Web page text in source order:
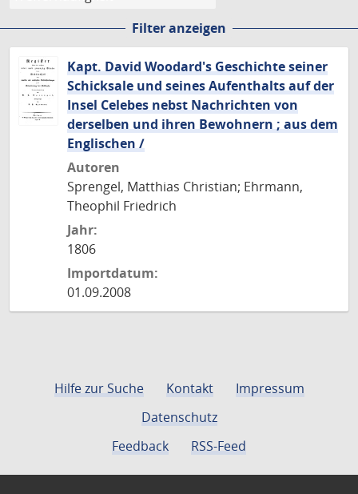
Filter anzeigen
Kapt. David Woodard's Geschichte seiner
Schicksale und seines Aufenthalts auf der
Insel Celebes nebst Nachrichten von
derselben und ihren Bewohnern ; aus dem
Englischen /
Autoren
Sprengel, Matthias Christian; Ehrmann,
Theophil Friedrich
Jahr:
1806
Importdatum:
01.09.2008
Hilfe zur Suche Kontakt
Impressum
Datenschutz
Feedback
RSS-Feed